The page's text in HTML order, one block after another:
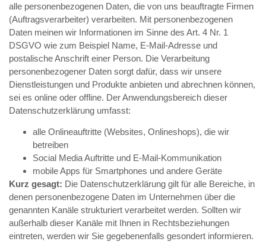
alle personenbezogenen Daten, die von uns beauftragte Firmen
(Auftragsverarbeiter) verarbeiten. Mit personenbezogenen
Daten meinen wir Informationen im Sinne des Art. 4 Nr. 1
DSGVO wie zum Beispiel Name, E-Mail-Adresse und
postalische Anschrift einer Person. Die Verarbeitung
personenbezogener Daten sorgt dafür, dass wir unsere
Dienstleistungen und Produkte anbieten und abrechnen können,
sei es online oder offline. Der Anwendungsbereich dieser
Datenschutzerklärung umfasst:
alle Onlineauftritte (Websites, Onlineshops), die wir
betreiben
Social Media Auftritte und E-Mail-Kommunikation
mobile Apps für Smartphones und andere Geräte
Kurz gesagt: Die Datenschutzerklärung gilt für alle Bereiche, in
denen personenbezogene Daten im Unternehmen über die
genannten Kanäle strukturiert verarbeitet werden. Sollten wir
außerhalb dieser Kanäle mit Ihnen in Rechtsbeziehungen
eintreten, werden wir Sie gegebenenfalls gesondert informieren.